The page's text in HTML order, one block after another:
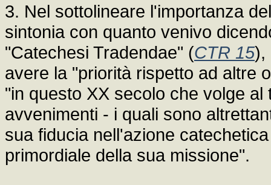
3. Nel sottolineare l'importanza
sintonia con quanto venivo
"Catechesi Tradendae" (CTR 15),
avere la "priorità rispetto ad altre
"in questo XX secolo che volge
avvenimenti - i quali sono
sua fiducia nell'azione
primordiale della sua missione".